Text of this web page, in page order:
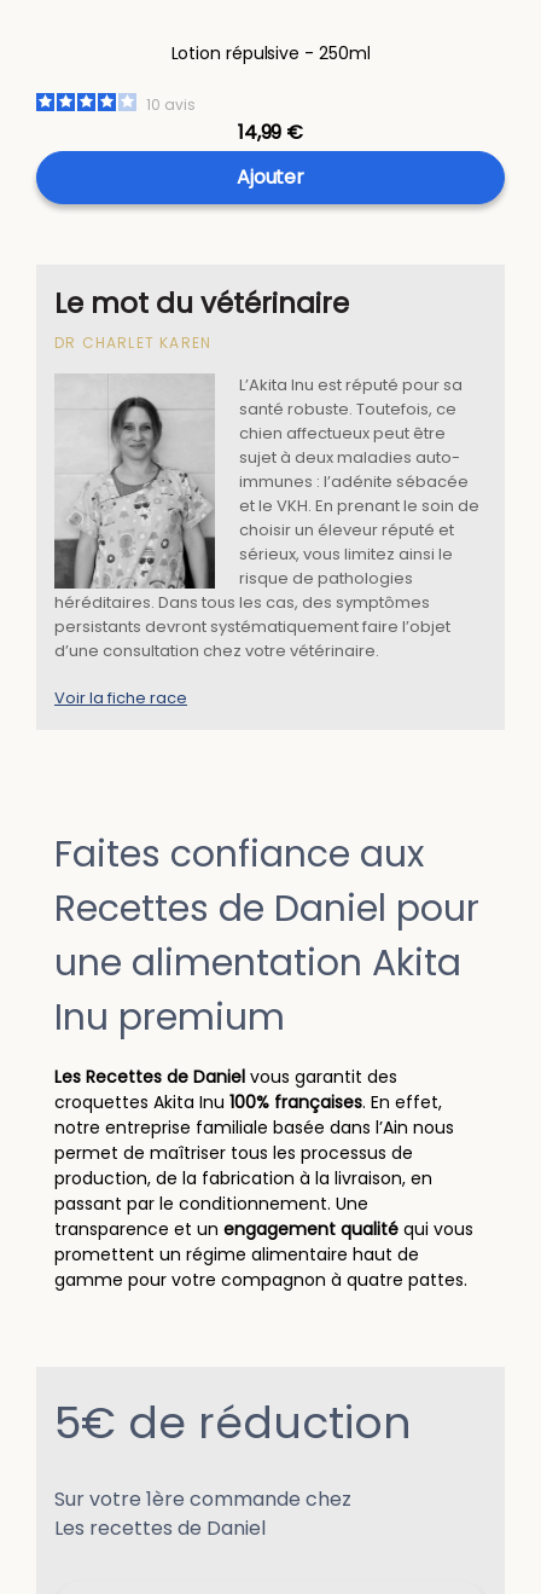
Lotion répulsive - 250ml
10 avis
14,99 €
Ajouter
Le mot du vétérinaire
DR CHARLET KAREN
L’Akita Inu est réputé pour sa
santé robuste. Toutefois, ce
chien affectueux peut être
sujet à deux maladies auto-
immunes : l’adénite sébacée
et le VKH. En prenant le soin de
choisir un éleveur réputé et
sérieux, vous limitez ainsi le
risque de pathologies
héréditaires. Dans tous les cas, des symptômes
persistants devront systématiquement faire l’objet
d’une consultation chez votre vétérinaire.
Voir la fiche race
Faites confiance aux
Recettes de Daniel pour
une alimentation Akita
Inu premium
Les Recettes de Daniel vous garantit des
croquettes Akita Inu 100% françaises. En effet,
notre entreprise familiale basée dans l’Ain nous
permet de maîtriser tous les processus de
production, de la fabrication à la livraison, en
passant par le conditionnement. Une
transparence et un engagement qualité qui vous
promettent un régime alimentaire haut de
gamme pour votre compagnon à quatre pattes.
5€ de réduction
Sur votre 1ère commande chez
Les recettes de Daniel